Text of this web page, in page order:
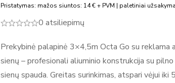
Pristatymas: mažos siuntos: 14 € + PVM | paletiniai
0 atsiliepimų
Prekybinė palapinė 3×4,5m Octa Go su reklama
sienų – profesionali aliuminio konstrukcija su
sienų spauda. Greitas surinkimas, atspari vėjui iki